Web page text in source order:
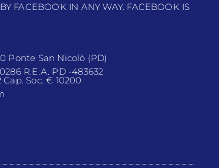
FACEBOOK IN ANY WAY. FACEBOOK IS
Ponte San Nicolò (PD)
R.E.A. PD -483632
Cap. Soc. € 10200